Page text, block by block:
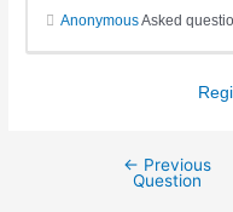
AnonymousAsked
← Previous
Question